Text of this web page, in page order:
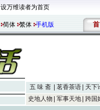
设万维读者为首页
简体 繁体 手机版 首
五 味 斋 茗香茶语
天下
史地人物
军事天地 跨国